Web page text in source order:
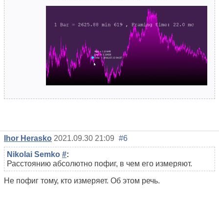
Ihor Herasko 2021.09.30 21:09 #6
Nikolai Semko #:
Расстоянию абсолютно пофиг, в чем его измеряют.
Не пофиг тому, кто измеряет. Об этом речь.